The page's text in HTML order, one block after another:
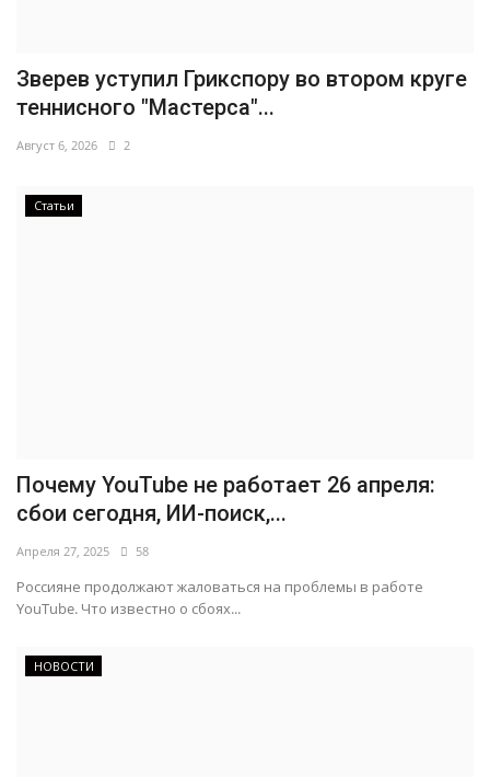
Зверев уступил Грикспору во втором круге
теннисного "Мастерса"...
Август 6, 2026 2
Статьи
Почему YouTube не работает 26 апреля:
сбои сегодня, ИИ-поиск,...
Апреля 27, 2025 58
Россияне продолжают жаловаться на проблемы в работе
YouTube. Что известно о сбоях...
НОВОСТИ